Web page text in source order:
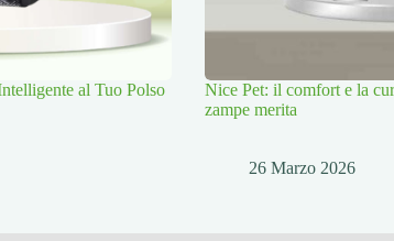
al Tuo Polso
Nice Pet: il comfort e la
zampe merita
26 Marzo 2026